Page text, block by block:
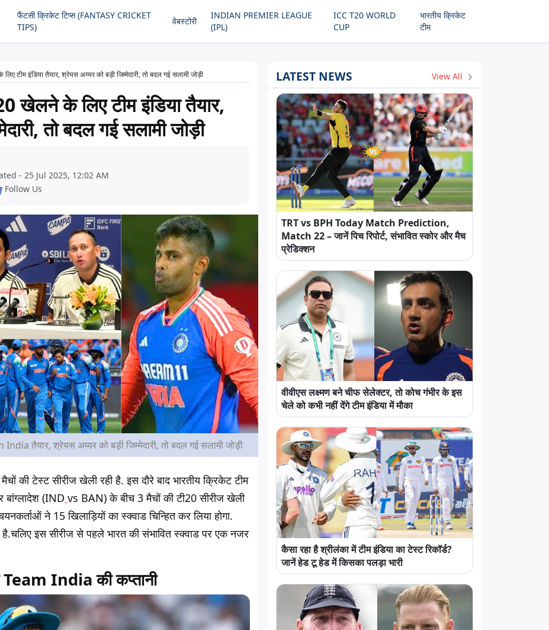
फैंटसी क्रिकेट टिप्स (FANTASY CRICKET
TIPS)
वेबस्टोरी
INDIAN PREMIER LEAGUE
(IPL)
ICC T20 WORLD
CUP
भारतीय क्रिकेट
टीम
टीम इंडिया तैयार, श्रेयस अय्यर को बड़ी जिम्मेदारी, तो बदल गई सलामी जोड़ी
खेलने के लिए टीम इंडिया तैयार,
तो बदल गई सलामी जोड़ी
- 25 Jul 2025, 12:02 AM
Follow Us
तैयार, श्रेयस अय्यर को बड़ी जिम्मेदारी, तो बदल गई सलामी जोड़ी
की टेस्ट सीरीज खेली रही है. इस दौरे बाद भारतीय क्रिकेट टीम
बांग्लादेश (IND vs BAN) के बीच 3 मैचों की टी20 सीरीज खेली
ने 15 खिलाड़ियों का स्क्वाड चिन्हित कर लिया होगा.
इस सीरीज से पहले भारत की संभावित स्क्वाड पर एक नजर
India की कप्तानी
LATEST NEWS View All
TRT vs BPH Today Match Prediction,
Match 22 – जानें पिच रिपोर्ट, संभावित स्कोर और मैच
प्रेडिक्शन
वीवीएस लक्ष्मण बने चीफ सेलेक्टर, तो कोच गंभीर के इस
चेले को कभी नहीं देंगे टीम इंडिया में मौका
कैसा रहा है श्रीलंका में टीम इंडिया का टेस्ट रिकॉर्ड?
जानें हेड टू हेड में किसका पलड़ा भारी